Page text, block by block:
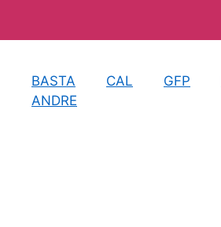
BASTA CAL GFP
ANDRE